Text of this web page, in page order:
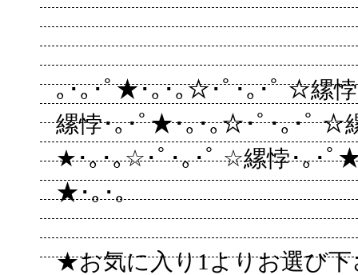
｡･｡･ﾟ★･｡･｡☆･ﾟ･｡･ﾟ ☆縲
縲悖･｡･ﾟ★･｡･｡☆･ﾟ･｡･ﾟ ☆
★･｡･｡☆･ﾟ･｡･ﾟ ☆縲悖･｡･ﾟ
★･｡･｡
★お気に入り1よりお選び下